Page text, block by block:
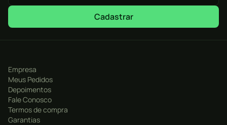
Cadastrar
Empresa
Meus Pedidos
Depoimentos
Fale Conosco
Termos de compra
Garantias